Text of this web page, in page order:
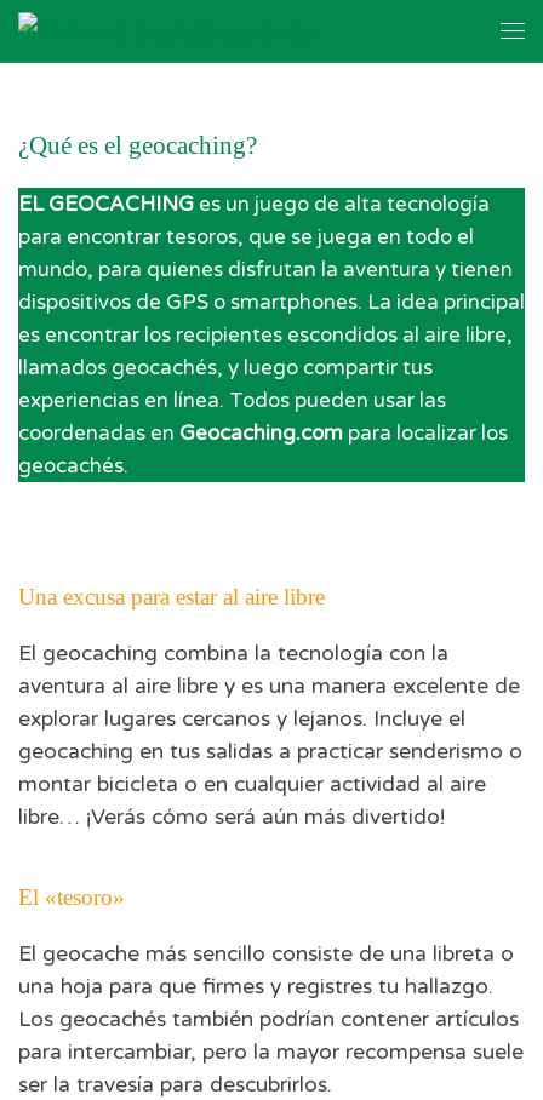
Skip to content
¿Qué es el geocaching?
EL GEOCACHING es un juego de alta tecnología
para encontrar tesoros, que se juega en todo el
mundo, para quienes disfrutan la aventura y tienen
dispositivos de GPS o smartphones. La idea principal
es encontrar los recipientes escondidos al aire libre,
llamados geocachés, y luego compartir tus
experiencias en línea. Todos pueden usar las
coordenadas en Geocaching.com para localizar los
geocachés.
Una excusa para estar al aire libre
El geocaching combina la tecnología con la
aventura al aire libre y es una manera excelente de
explorar lugares cercanos y lejanos. Incluye el
geocaching en tus salidas a practicar senderismo o
montar bicicleta o en cualquier actividad al aire
libre… ¡Verás cómo será aún más divertido!
El «tesoro»
El geocache más sencillo consiste de una libreta o
una hoja para que firmes y registres tu hallazgo.
Los geocachés también podrían contener artículos
para intercambiar, pero la mayor recompensa suele
ser la travesía para descubrirlos.